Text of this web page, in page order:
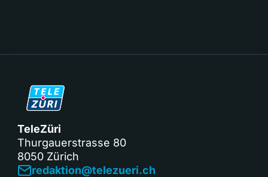
TeleZüri
Thurgauerstrasse 80
8050 Zürich
redaktion@telezueri.ch